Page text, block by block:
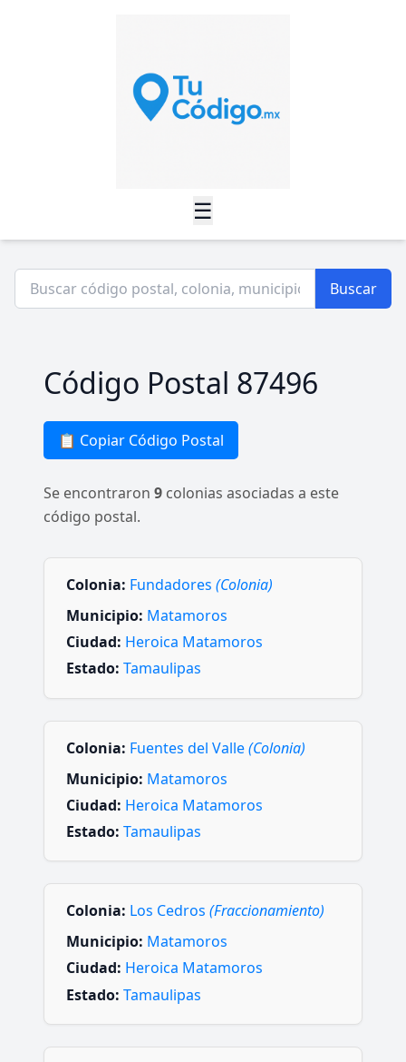
☰
Buscar
Código Postal 87496
📋 Copiar Código Postal
Se encontraron 9 colonias asociadas a este
código postal.
Colonia: Fundadores (Colonia)
Municipio: Matamoros
Ciudad: Heroica Matamoros
Estado: Tamaulipas
Colonia: Fuentes del Valle(Colonia)
Municipio: Matamoros
Ciudad: Heroica Matamoros
Estado: Tamaulipas
Colonia: Los Cedros (Fraccionamiento)
Municipio: Matamoros
Ciudad: Heroica Matamoros
Estado: Tamaulipas